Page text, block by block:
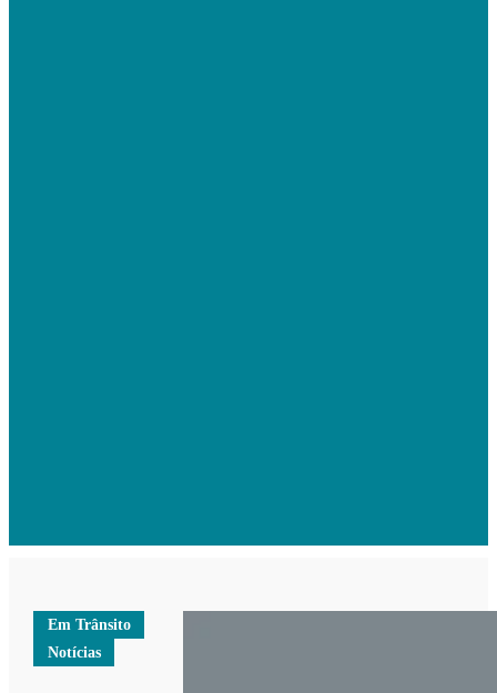
Em Trânsito
Notícias